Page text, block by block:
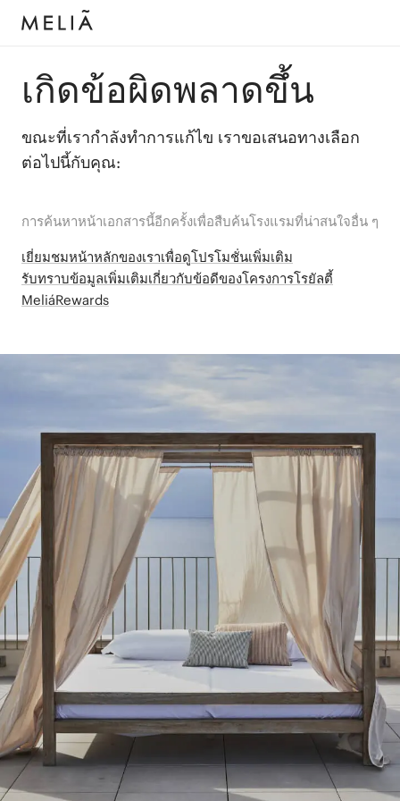
เกิดข้อผิดพลาดขึ้น
ขณะที่เรากำลังทำการแก้ไข เราขอเสนอทางเลือก
ต่อไปนี้กับคุณ:
การค้นหาหน้าเอกสารนี้อีกครั้งเพื่อสืบค้นโรงแรมที่น่าสนใจอื่น ๆ
เยี่ยมชมหน้าหลักของเราเพื่อดูโปรโมชั่นเพิ่มเติม
รับทราบข้อมูลเพิ่มเติมเกี่ยวกับข้อดีของโครงการโรยัลตี้
MeliáRewards